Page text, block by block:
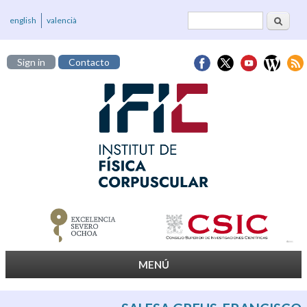
Formulario deBuscar
english valencià
Sign in Contacto
MENÚ